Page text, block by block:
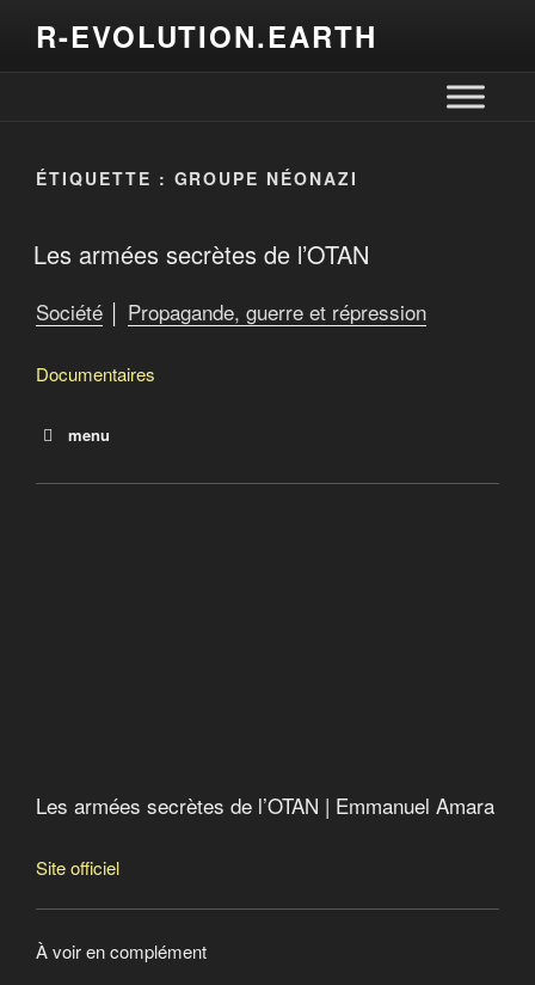
R-EVOLUTION.EARTH
ÉTIQUETTE : GROUPE NÉONAZI
Les armées secrètes de l’OTAN
Société │ Propagande, guerre et répression
Documentaires
menu
Les armées secrètes de l’OTAN | Emmanuel Amara
Site officiel
À voir en complément